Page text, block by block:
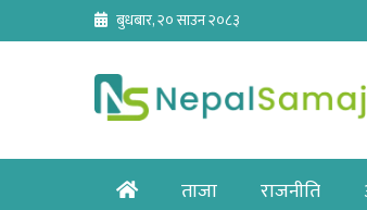
content
बुधबार, २० साउन २०८३
Homeताजा राजनीति